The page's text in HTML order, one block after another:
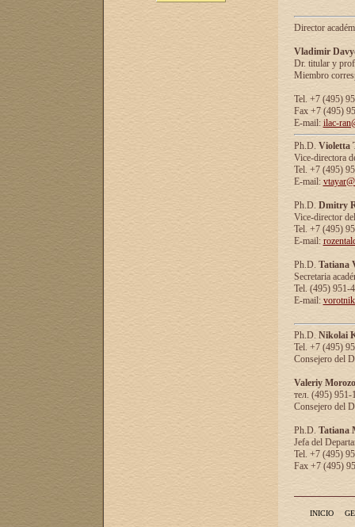
Director
Vladimir
Dr. titular y
Miembro
Tel. +7 (495)
Fax +7 (495)
E-mail: ilac-
Ph.D. Violetta
Vice-directora
Tel. +7 (495)
E-mail:
Ph.D. Dmitry
Vice-director
Tel. +7 (495)
E-mail:
Ph.D. Tatiana
Secretaria
Tel. (495) 951-
E-mail:
Ph.D. Nikolai
Tel. +7 (495)
Consejero del
Valeriy
тел. (495) 951-
Consejero del
Ph.D. Tatiana
Jefa del
Tel. +7 (495)
Fax +7 (495)
INICIO